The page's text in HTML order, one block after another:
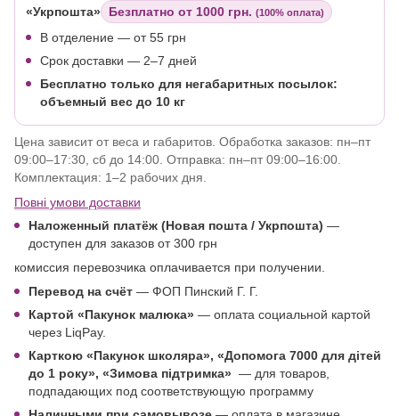
«Укрпошта» Безплатно от 1000 грн. (100% оплата)
В отделение — от 55 грн
Срок доставки — 2–7 дней
Бесплатно только для негабаритных посылок:
объемный вес до 10 кг
Цена зависит от веса и габаритов. Обработка заказов: пн–пт
09:00–17:30, сб до 14:00. Отправка: пн–пт 09:00–16:00.
Комплектация: 1–2 рабочих дня.
Повні умови доставки
Наложенный платёж (Новая пошта / Укрпошта) —
доступен для заказов от 300 грн
комиссия перевозчика оплачивается при получении.
Перевод на счёт — ФОП Пинский Г. Г.
Картой «Пакунок малюка» — оплата социальной картой
через LiqPay.
Карткою «Пакунок школяра», «Допомога 7000 для дітей
до 1 року», «Зимова підтримка» — для товаров,
подпадающих под соответствующую программу